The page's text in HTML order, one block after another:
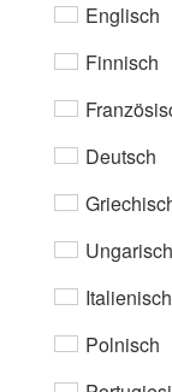
Englisch
Finnisch
Deutsch
Ungarisch
Italienisch
Polnisch